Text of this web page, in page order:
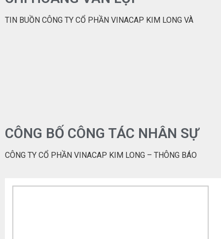
TIN BUỒN CÔNG TY CỔ PHẦN VINACAP KIM LONG VÀ
CÔNG BỐ CÔNG TÁC NHÂN SỰ
CÔNG TY CỔ PHẦN VINACAP KIM LONG – THÔNG BÁO